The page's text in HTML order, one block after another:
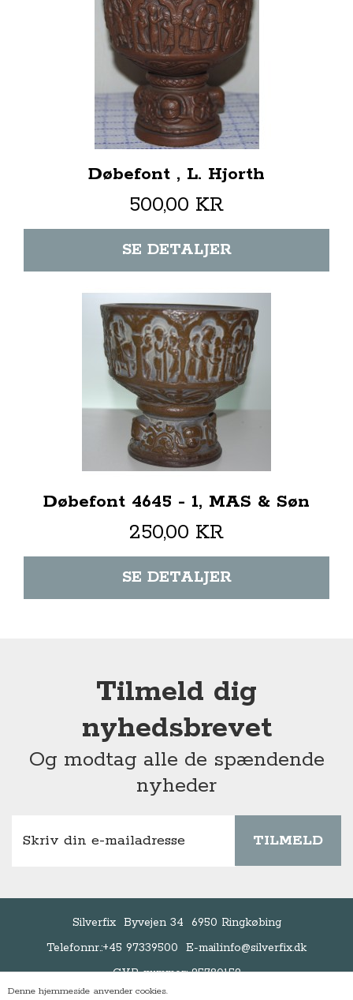
Døbefont , L. Hjorth
500,00 KR
SE DETALJER
Døbefont 4645 - 1, MAS & Søn
250,00 KR
SE DETALJER
Denne hjemmeside anvender cookies.
Tilmeld dig
nyhedsbrevet
Og modtag alle de spændende
nyheder
TILMELD
Silverfix Byvejen 34
6950 Ringkøbing
Telefonnr.:+45 97339500 E-mail:info@silverfix.dk
CVR-nummer: 25780159